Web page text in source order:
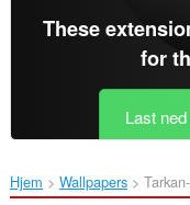
These
for
Last
Hjem Wallpapers